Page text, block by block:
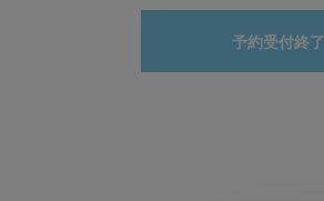
予約受付終了